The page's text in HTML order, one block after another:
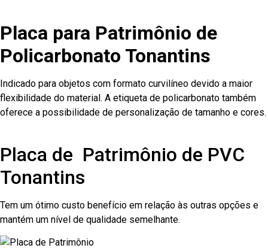
Placa para Patrimônio de
Policarbonato Tonantins
Indicado para objetos com formato curvilíneo devido a maior
flexibilidade do material. A etiqueta de policarbonato também
oferece a possibilidade de personalização de tamanho e cores.
Placa de Patrimônio de PVC
Tonantins
Tem um ótimo custo benefício em relação às outras opções e
mantém um nível de qualidade semelhante.